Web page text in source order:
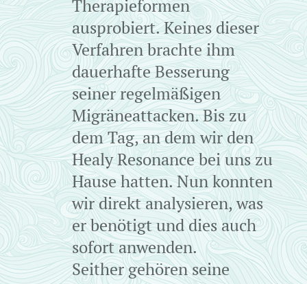
Therapieformen
ausprobiert. Keines dieser
Verfahren brachte ihm
dauerhafte Besserung
seiner regelmäßigen
Migräneattacken. Bis zu
dem Tag, an dem wir den
Healy Resonance bei uns zu
Hause hatten. Nun konnten
wir direkt analysieren, was
er benötigt und dies auch
sofort anwenden.
Seither gehören seine